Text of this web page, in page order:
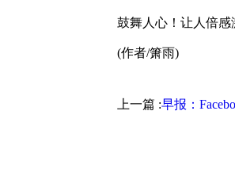
鼓舞人心！让人倍感
(作者/箫雨)
上一篇 :早报：